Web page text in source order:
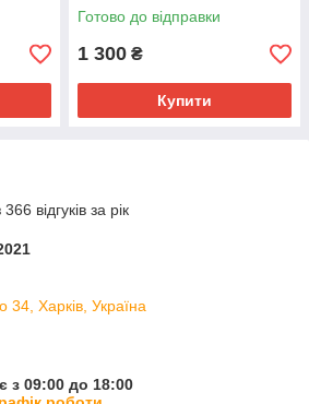
Готово до відправки
1 300 ₴
Купити
відгуків за рік
Харків, Україна
з 09:00 до 18:00